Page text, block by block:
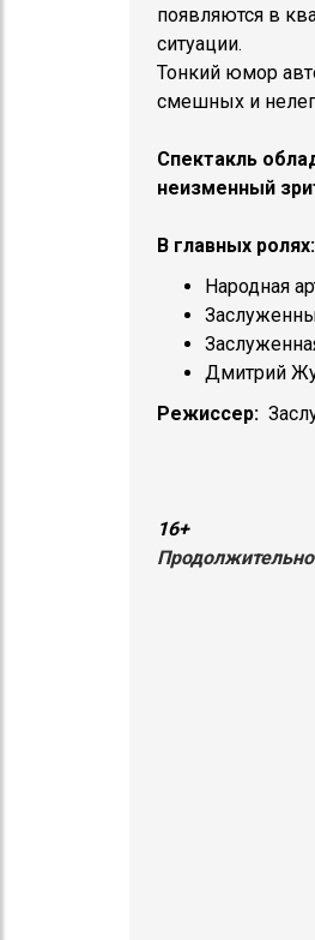
появляются в
ситуации.
Тонкий юмор
смешных и
Спектакль
неизменный
В главных ролях:
Народная
Дмитрий
Режиссер:
16+